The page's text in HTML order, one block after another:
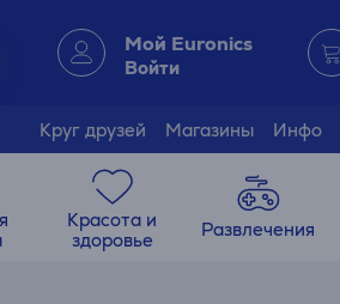
Мой Euronics
Войти
Круг друзей Магазины Инфо
Красота и
здоровье
Развлечения